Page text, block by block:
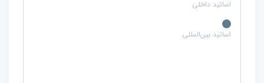
اساتید داخلی
اساتید بین‌المللی